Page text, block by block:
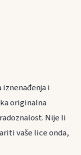
i
originalna
Nije li
vaše lice onda,